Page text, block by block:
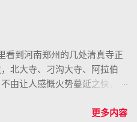
看到河南郑州的几处清真寺正
北大寺、刁沟大寺、阿拉伯
由让人感慨火势蔓延之快，
更多内容